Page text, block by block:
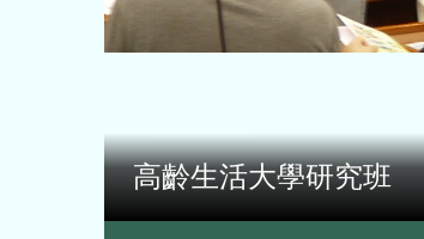
高齡生活大學研究班